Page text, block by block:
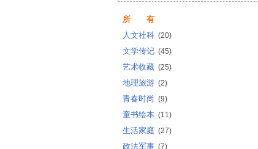
所 有
人文社科 (20)
文学传记 (45)
艺术收藏 (25)
地理旅游 (2)
青春时尚 (9)
童书绘本 (11)
生活家庭 (27)
政法军事 (7)